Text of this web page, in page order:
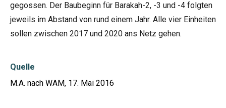
gegossen. Der Baubeginn für Barakah-2, -3 und -4 folgten
jeweils im Abstand von rund einem Jahr. Alle vier Einheiten
sollen zwischen 2017 und 2020 ans Netz gehen.
Quelle
M.A. nach WAM, 17. Mai 2016